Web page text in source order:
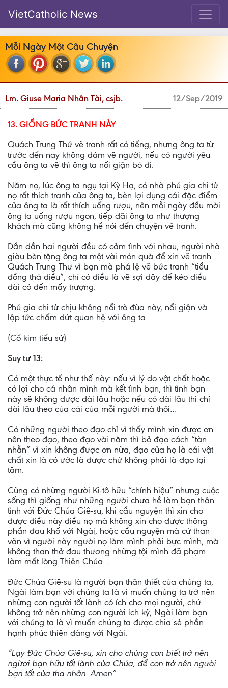
VietCatholic News
Mỗi Ngày Một Câu Chuyện
Lm. Giuse Maria Nhân Tài, csjb. 12/Sep/2019
13. GIỐNG BỨC TRANH NÀY
Quách Trung Thứ vẽ tranh rất có tiếng, nhưng ông ta từ
trước đến nay không dám vẽ người, nếu có người yêu
cầu ông ta vẽ thì ông ta nổi giận bỏ đi.
Năm nọ, lúc ông ta ngụ tại Kỳ Hạ, có nhà phú gia chi tử
nọ rất thích tranh của ông ta, bèn lợi dụng cái đặc điểm
của ông ta là rất thích uống rượu, nên mỗi ngày đều mời
ông ta uống rượu ngon, tiếp đãi ông ta như thượng
khách mà cũng không hề nói đến chuyện vẽ tranh.
Dần dần hai người đều có cảm tình với nhau, người nhà
giàu bèn tặng ông ta một vài món quà để xin vẽ tranh.
Quách Trung Thư vì bạn mà phá lệ vẽ bức tranh “tiểu
đồng thả diều”, chỉ có điều là vẽ sợi dây để kéo diều
dài có đến mấy trượng.
Phú gia chi tử chịu không nổi trò đùa này, nổi giận và
lập tức chấm dứt quan hệ với ông ta.
(Cổ kim tiếu sử)
Suy tư 13:
Có một thực tế như thế này: nếu vì lý do vật chất hoặc
có lợi cho cá nhân mình mà kết tình bạn, thì tình bạn
này sẽ không được dài lâu hoặc nếu có dài lâu thì chỉ
dài lâu theo của cải của mỗi người mà thôi…
Có những người theo đạo chỉ vì thấy mình xin được ơn
nên theo đạo, theo đạo vài năm thì bỏ đạo cách “tàn
nhẫn” vì xin không được ơn nữa, đạo của họ là cái vật
chất xin là có ước là được chứ không phải là đạo tại
tâm.
Cũng có những người Ki-tô hữu “chính hiệu” nhưng cuộc
sống thì giống như những người chưa hề làm bạn thân
tình với Đức Chúa Giê-su, khi cầu nguyện thì xin cho
được điều này điều nọ mà không xin cho được thông
phần đau khổ với Ngài, hoặc cầu nguyện mà cứ than
vãn vì người này người nọ làm mình phải bực mình, mà
không than thở đau thương những tội mình đã phạm
làm mất lòng Thiên Chúa…
Đức Chúa Giê-su là người bạn thân thiết của chúng ta,
Ngài làm bạn với chúng ta là vì muốn chúng ta trở nên
những con người tốt lành có ích cho mọi người, chứ
không trở nên những con người ích kỷ, Ngài làm bạn
với chúng ta là vì muốn chúng ta được chia sẻ phần
hạnh phúc thiên đàng với Ngài.
“Lạy Đức Chúa Giê-su, xin cho chúng con biết trở nên
ngừơi bạn hữu tốt lành của Chúa, để con trở nên người
bạn tốt của tha nhân. Amen”